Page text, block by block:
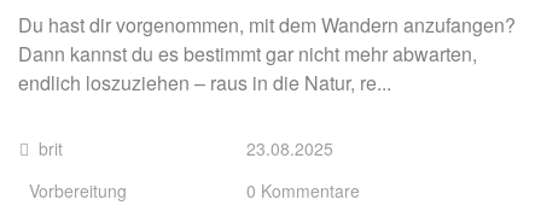
Du hast dir vorgenommen, mit dem Wandern anzufangen?
Dann kannst du es bestimmt gar nicht mehr abwarten,
endlich loszuziehen – raus in die Natur, re...
brit
Vorbereitung
23.08.2025
0 Kommentare